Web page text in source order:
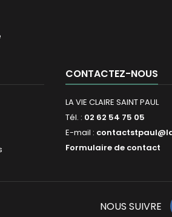
CONTACTEZ-NOUS
LA VIE CLAIRE SAINT PAUL
Tél. : 02 62 54 75 05
E-mail :
Formulaire de contact
NOUS SUIVRE